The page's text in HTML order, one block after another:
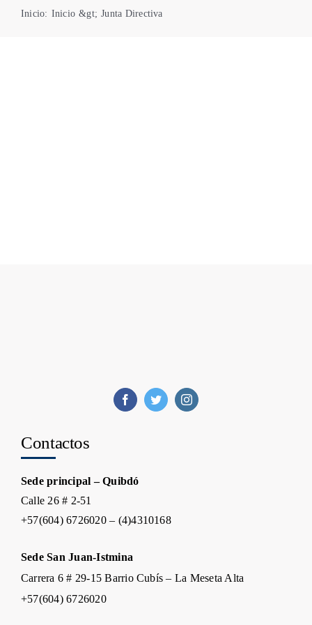
Inicio: Inicio &gt; Junta Directiva
Contactos
Sede principal – Quibdó
Calle 26 # 2-51
+57(604) 6726020 – (4)4310168
Sede San Juan-Istmina
Carrera 6 # 29-15 Barrio Cubís – La Meseta Alta
+57(604) 6726020